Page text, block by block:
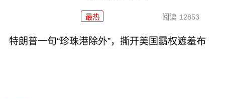
最热 阅读 12853
特朗普一句“珍珠港除外”，撕开美国霸权遮羞布